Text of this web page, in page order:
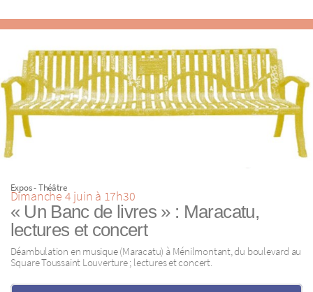
Expos - Théâtre
Dimanche 4 juin à 17h30
« Un Banc de livres » : Maracatu,
lectures et concert
Déambulation en musique (Maracatu) à Ménilmontant, du boulevard au
Square Toussaint Louverture ; lectures et concert.